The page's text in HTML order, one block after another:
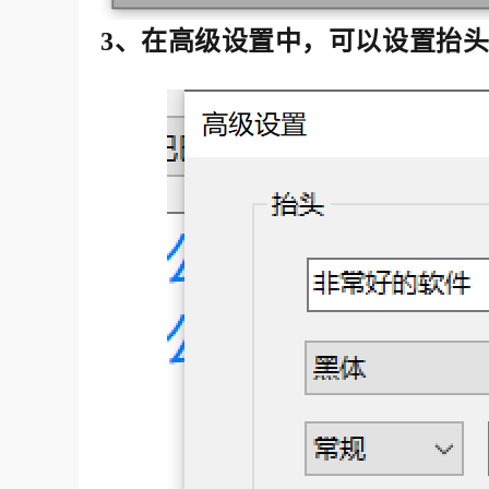
3、在高级设置中，可以设置抬